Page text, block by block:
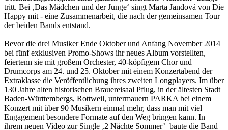
tritt. Bei ‚Das Mädchen und der Junge‘ singt Marta Jandová von Die
Happy mit - eine Zusammenarbeit, die nach der gemeinsamen Tour
der beiden Bands entstand.
Bevor die drei Musiker Ende Oktober und Anfang November 2014
bei fünf exklusiven Promo-Shows ihr neues Album vorstellten,
feiertenn sie mit großem Orchester, 40-köpfigem Chor und
Drumcorps am 24. und 25. Oktober mit einem Konzertabend der
Extraklasse die Veröffentlichung ihres zweiten Longplayers. Im über
130 Jahre alten historischen Brauereisaal Pflug, in der ältesten Stadt
Baden-Württembergs, Rottweil, untermauern PARKA bei einem
Konzert mit über 90 Musikern einmal mehr, dass man mit viel
Engagement besondere Formate auf den Weg bringen kann. In
ihrem neuen Video zur Single ‚2 Nächte Sommer’ baute die Band